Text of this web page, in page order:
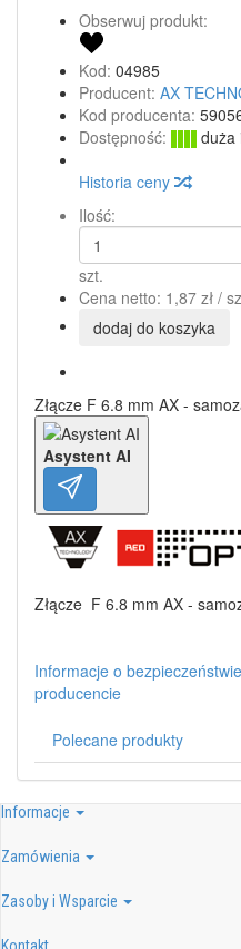
Obserwuj produkt:
Kod: 04985
Producent: AX
Kod producenta:
Dostępność:
duża
Historia ceny
Ilość:
szt.
Cena netto: 1,87 zł /
dodaj do koszyka
Złącze F 6.8 mm AX -
Asystent AI
Złącze F 6.8 mm AX -
Informacje o
producencie
Polecane produkty
Informacje
Zamówienia
Zasoby i Wsparcie
Kontakt